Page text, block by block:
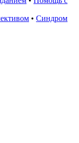
• Синдром